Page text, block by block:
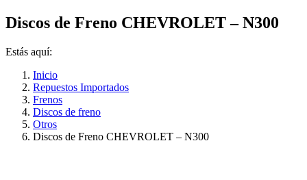
Discos de Freno CHEVROLET – N300
Estás aquí:
Inicio
Repuestos Importados
Frenos
Discos de freno
Otros
Discos de Freno CHEVROLET – N300